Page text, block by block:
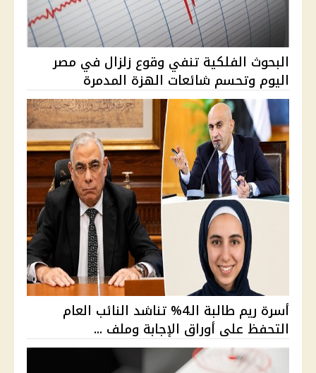
البحوث الفلكية تنفي وقوع زلزال في مصر
اليوم وتحسم شائعات الهزة المدمرة
أسرة ريم طالبة الـ4% تناشد النائب العام
التحفظ على أوراق الإجابة وملف ...